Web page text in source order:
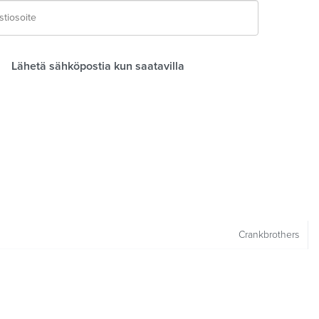
Lähetä sähköpostia kun saatavilla
Crankbrothers